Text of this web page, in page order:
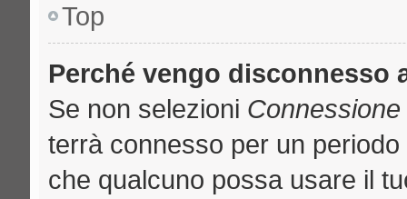
Top
Perché vengo disconnesso
Se non selezioni
terrà connesso per un
che qualcuno possa usare il